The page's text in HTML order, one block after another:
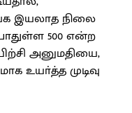
இயலாத நிலை
500 என்ற
அனுமதியை,
உயா்த்த முடிவு